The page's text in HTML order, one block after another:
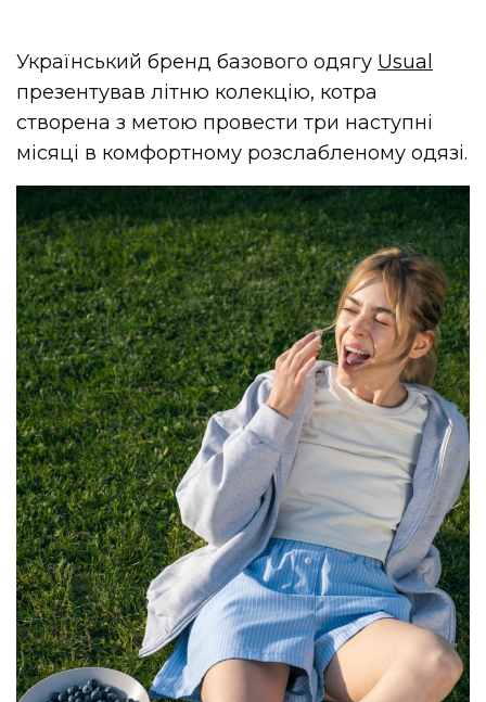
Український бренд базового одягу Usual
презентував літню колекцію, котра
створена з метою провести три наступні
місяці в комфортному розслабленому одязі.